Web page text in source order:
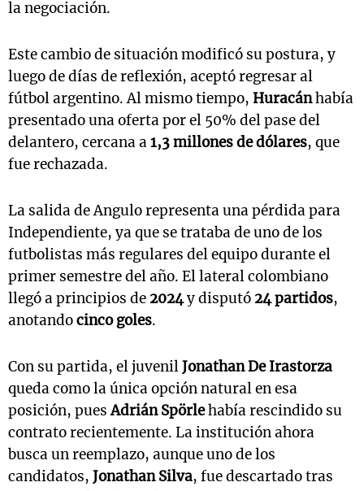
la negociación.
Este cambio de situación modificó su postura, y
luego de días de reflexión, aceptó regresar al
fútbol argentino. Al mismo tiempo, Huracánhabía
presentado una oferta por el 50% del pase del
delantero, cercana a1,3 millones de dólares, que
fue rechazada.
La salida de Angulo representa una pérdida para
Independiente, ya que se trataba de uno de los
futbolistas más regulares del equipo durante el
primer semestre del año. El lateral colombiano
llegó a principios de 2024y disputó 24 partidos,
anotandocinco goles.
Con su partida, el juvenilJonathan De Irastorza
queda como la única opción natural en esa
posición, puesAdrián Spörlehabía rescindido su
contrato recientemente. La institución ahora
busca un reemplazo, aunque uno de los
candidatos, Jonathan Silva, fue descartado tras